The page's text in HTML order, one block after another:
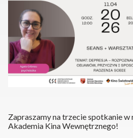
Zapraszamy na trzecie spotkanie
Akademia Kina Wewnętrznego!